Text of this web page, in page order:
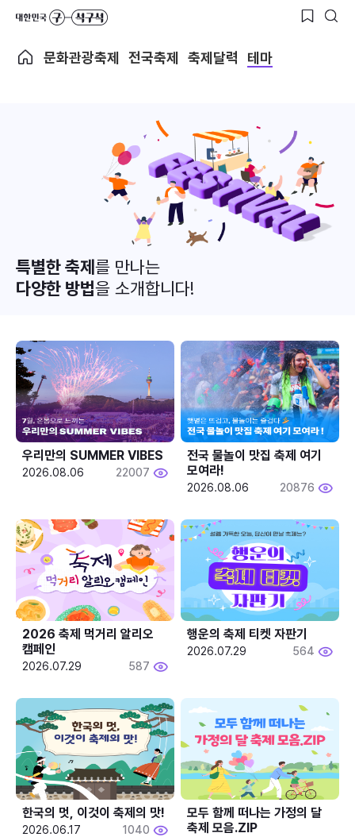
문화관광축제 전국축제 축제달력 테마
특별한 축제를 만나는
다양한 방법을 소개합니다!
우리만의 SUMMER VIBES
2026.08.06 22007
전국 물놀이 맛집 축제 여기
모여라!
2026.08.06 20876
2026 축제 먹거리 알리오
캠페인
2026.07.29 587
행운의 축제 티켓 자판기
2026.07.29 564
한국의 멋, 이것이 축제의 맛!
2026.06.17 1040
모두 함께 떠나는 가정의 달
축제 모음.ZIP